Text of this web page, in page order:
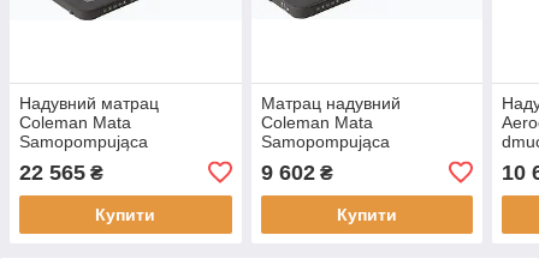
Надувний матрац
Coleman Mata
Samopompująca
Supercomfort 7 5 Double
Grey
22 565 ₴
Купити
Матрац надувний
Coleman Mata
Samopompująca
Grey
9 602₴
Купити
10